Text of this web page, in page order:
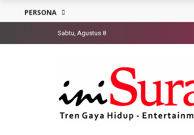
Sabtu, Agustus 8
PERSONA